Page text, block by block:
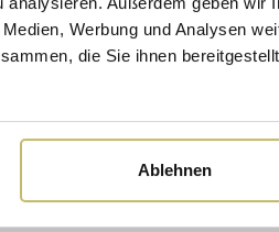
Werbung und Analysen
die Sie ihnen
Ablehnen
und Pflegehinweise
Breite
Tiefe